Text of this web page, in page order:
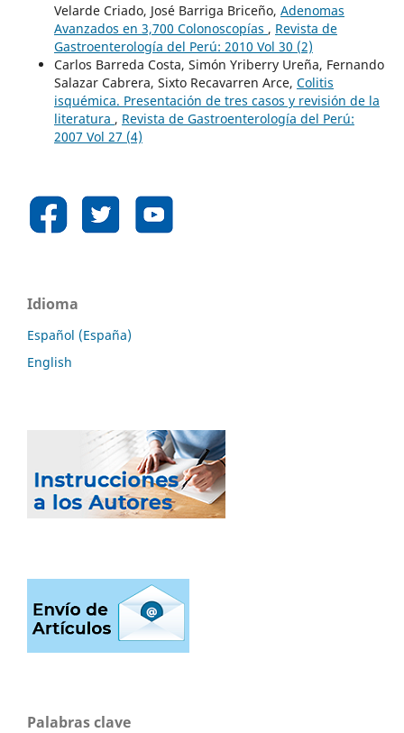
Velarde Criado, José Barriga Briceño, Adenomas
Avanzados en 3,700 Colonoscopías , Revista de
Gastroenterología del Perú: 2010 Vol 30 (2)
Carlos Barreda Costa, Simón Yriberry Ureña, Fernando
Salazar Cabrera, Sixto Recavarren Arce, Colitis
isquémica. Presentación de tres casos y revisión de la
literatura , Revista de Gastroenterología del Perú:
2007 Vol 27 (4)
Idioma
Español (España)
English
Palabras clave